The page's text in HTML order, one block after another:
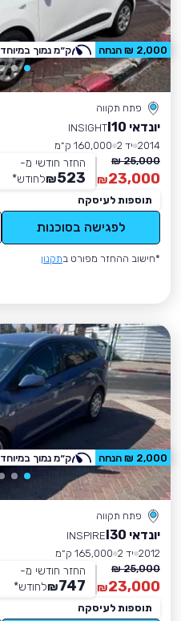
פתח תקווה
יונדאי I10
INSIGHT
2014 יד 2
160,000 ק״מ
25,000 ₪
23,000
₪
החזר חודשי מ-
523
₪לחודש*
תוספות לעיסקה
לפגישה בסוכנות
*חישוב ההחזר מפורט בתקנון
2,000 ₪ הנחה ק״מ נמוך במיוחד
פתח תקווה
יונדאי I30
INSPIRE
2012 יד 2
165,000 ק״מ
25,000 ₪
23,000
₪
החזר חודשי מ-
747
₪לחודש*
תוספות לעיסקה
2,000 ₪ הנחה ק״מ נמוך במיוחד